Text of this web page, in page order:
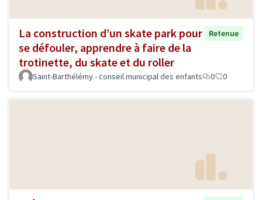
La construction d’un skate park pour
se défouler, apprendre à faire de la
trotinette, du skate et du roller
Retenue
Saint-Barthélémy - conseil municipal des enfants 0 0